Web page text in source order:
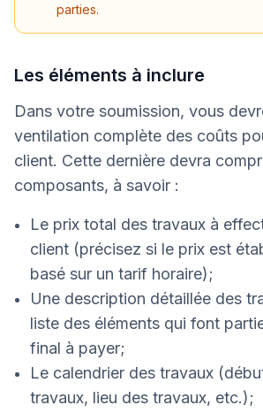
parties.
Les éléments à inclure
Dans votre soumission, vous
ventilation complète des coûts
client. Cette dernière devra
composants, à savoir :
Le prix total des travaux à
client (précisez si le prix est
basé sur un tarif horaire);
Une description détaillée des
liste des éléments qui font
final à payer;
Le calendrier des travaux
travaux, lieu des travaux, etc.);